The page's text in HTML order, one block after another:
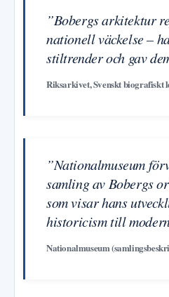
”Bobergs arkitektur
nationell väckelse –
stiltrender och gav
Riksarkivet, Svenskt biografiskt
”Nationalmuseum
samling av Bobergs
som visar hans
historicism till
Nationalmuseum